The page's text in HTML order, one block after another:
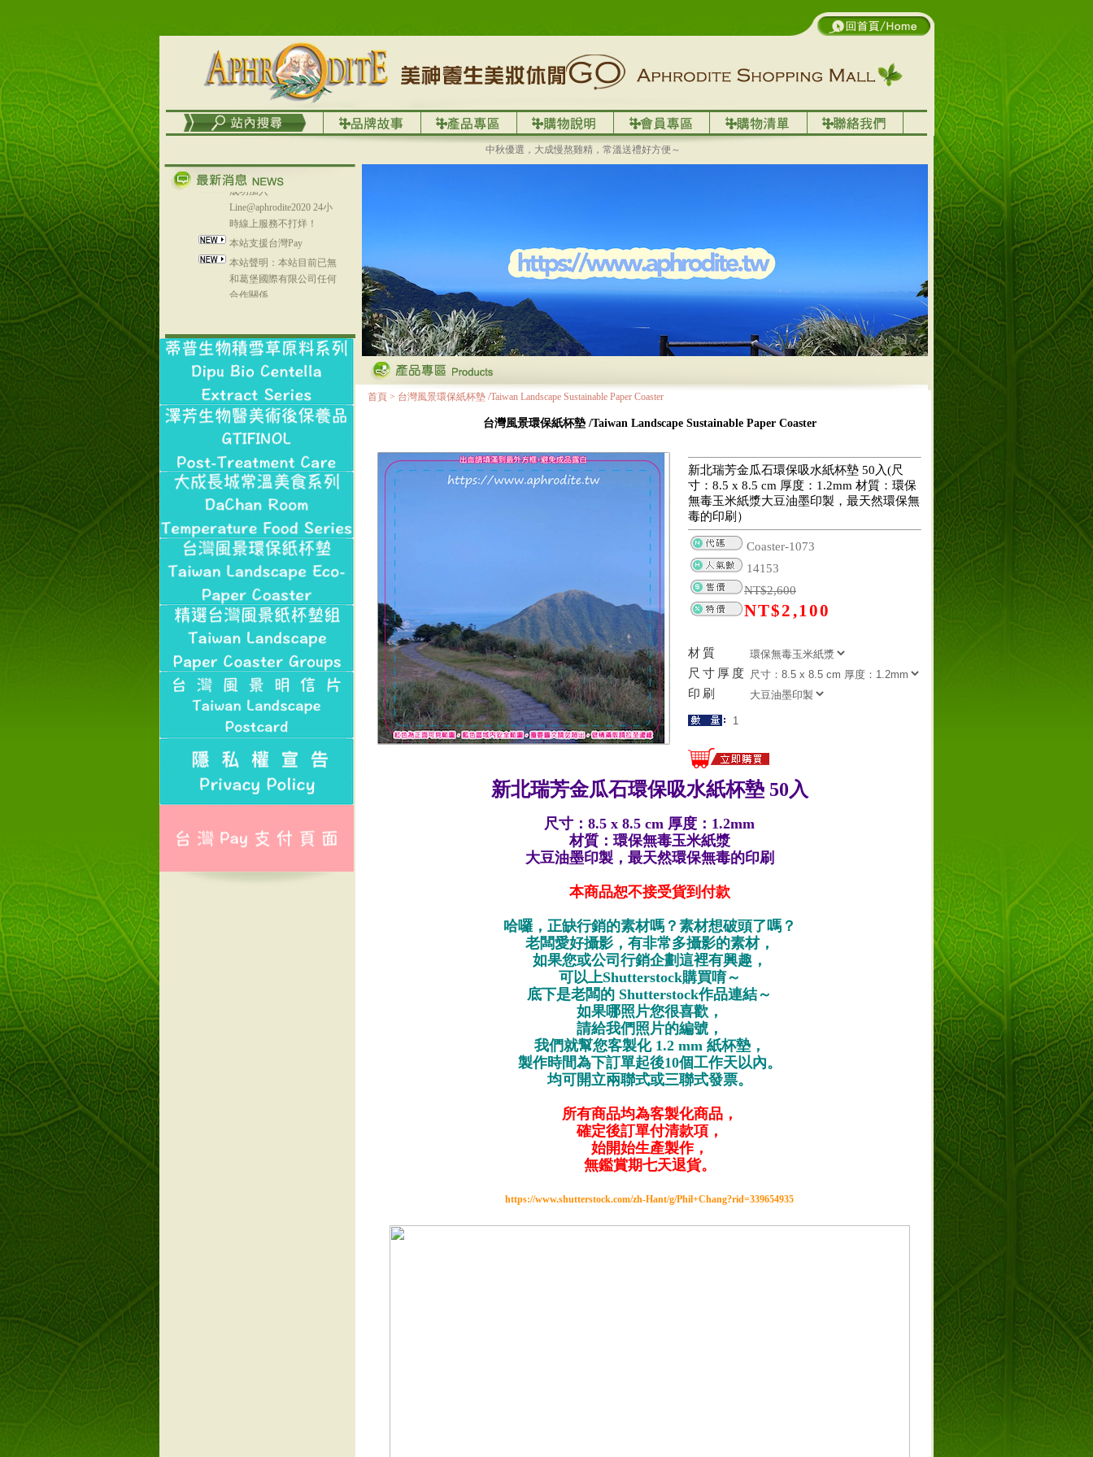
中秋優選，大成慢熬雞精，常溫送禮好方便～
列，可以郵寄至部分亞太
在外租屋者、居住處無管
理員、不方便在工作地點
取件者，歡迎多多使用
【郵局i郵箱】的服務喔～
【i郵箱】設立的地點，請
成功加入
Line@aphrodite2020 24小
時線上服務不打烊！
本站支援台灣Pay
本站聲明：本站目前已無
和葛堡國際有限公司任何
合作關係
本站支援支付宝
陆运费不限重量，调降为
NT$320(RMB￥71.00)
首頁 > 台灣風景環保紙杯墊 /Taiwan Landscape Sustainable Paper Coaster
台灣風景環保紙杯墊 /Taiwan Landscape Sustainable Paper Coaster
新北瑞芳金瓜石環保吸水紙杯墊 50入(尺
寸：8.5 x 8.5 cm 厚度：1.2mm 材質：環保
無毒玉米紙漿大豆油墨印製，最天然環保無
毒的印刷）
Coaster-1073
14153
NT$2,600
NT$2,100
材質
尺寸厚度
印刷
新北瑞芳金瓜石環保吸水紙杯墊 50入
尺寸：8.5 x 8.5 cm 厚度：1.2mm
材質：環保無毒玉米紙漿
大豆油墨印製，最天然環保無毒的印刷
本商品恕不接受貨到付款
哈囉，正缺行銷的素材嗎？素材想破頭了嗎？
老闆愛好攝影，有非常多攝影的素材，
如果您或公司行銷企劃這裡有興趣，
可以上Shutterstock購買唷～
底下是老闆的 Shutterstock作品連結～
如果哪照片您很喜歡，
請給我們照片的編號，
我們就幫您客製化 1.2 mm 紙杯墊，
製作時間為下訂單起後10個工作天以內。
均可開立兩聯式或三聯式發票。
所有商品均為客製化商品，
確定後訂單付清款項，
始開始生產製作，
無鑑賞期七天退貨。
https://www.shutterstock.com/zh-Hant/g/Phil+Chang?rid=339654935